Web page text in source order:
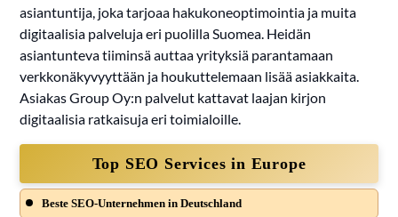
asiantuntija, joka tarjoaa hakukoneoptimointia ja muita
digitaalisia palveluja eri puolilla Suomea. Heidän
asiantunteva tiiminsä auttaa yrityksiä parantamaan
verkkonäkyvyyttään ja houkuttelemaan lisää asiakkaita.
Asiakas Group Oy:n palvelut kattavat laajan kirjon
digitaalisia ratkaisuja eri toimialoille.
Top SEO Services in Europe
Beste SEO-Unternehmen in Deutschland